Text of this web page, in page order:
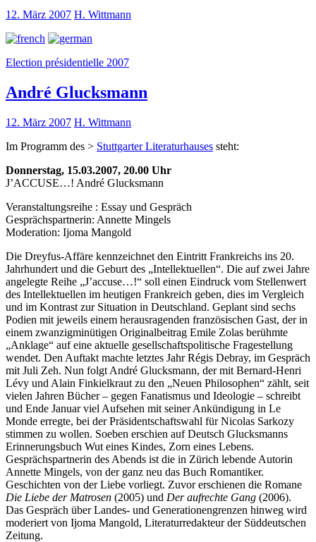
12. März 2007 H. Wittmann
Election présidentielle 2007
André Glucksmann
12. März 2007 H. Wittmann
Im Programm des > Stuttgarter Literaturhauses steht:
Donnerstag, 15.03.2007, 20.00 Uhr
J’ACCUSE…! André Glucksmann
Veranstaltungsreihe : Essay und Gespräch
Gesprächspartnerin: Annette Mingels
Moderation: Ijoma Mangold
Die Dreyfus-Affäre kennzeichnet den Eintritt Frankreichs ins 20.
Jahrhundert und die Geburt des „Intellektuellen“. Die auf zwei Jahre
angelegte Reihe „J’accuse…!“ soll einen Eindruck vom Stellenwert
des Intellektuellen im heutigen Frankreich geben, dies im Vergleich
und im Kontrast zur Situation in Deutschland. Geplant sind sechs
Podien mit jeweils einem herausragenden französischen Gast, der in
einem zwanzigminütigen Originalbeitrag Emile Zolas berühmte
„Anklage“ auf eine aktuelle gesellschaftspolitische Fragestellung
wendet. Den Auftakt machte letztes Jahr Régis Debray, im Gespräch
mit Juli Zeh. Nun folgt André Glucksmann, der mit Bernard-Henri
Lévy und Alain Finkielkraut zu den „Neuen Philosophen“ zählt, seit
vielen Jahren Bücher – gegen Fanatismus und Ideologie – schreibt
und Ende Januar viel Aufsehen mit seiner Ankündigung in Le
Monde erregte, bei der Präsidentschaftswahl für Nicolas Sarkozy
stimmen zu wollen. Soeben erschien auf Deutsch Glucksmanns
Erinnerungsbuch Wut eines Kindes, Zorn eines Lebens.
Gesprächspartnerin des Abends ist die in Zürich lebende Autorin
Annette Mingels, von der ganz neu das Buch Romantiker.
Geschichten von der Liebe vorliegt. Zuvor erschienen die Romane
Die Liebe der Matrosen (2005) und Der aufrechte Gang (2006).
Das Gespräch über Landes- und Generationengrenzen hinweg wird
moderiert von Ijoma Mangold, Literaturredakteur der Süddeutschen
Zeitung.